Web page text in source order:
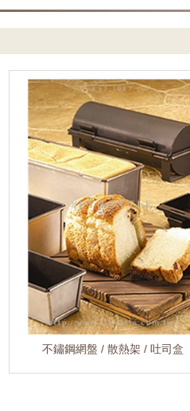
不鏽鋼網盤 / 散熱架 / 吐司盒